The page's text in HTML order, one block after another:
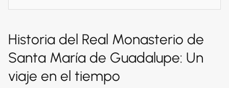
Historia del Real Monasterio de
Santa María de Guadalupe: Un
viaje en el tiempo